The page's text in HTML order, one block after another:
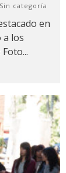
Sin categoría
en
a los
Foto...